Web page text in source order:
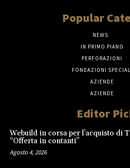
Popular
NEWS
IN PRIMO PIANO
PERFORAZIONI
FONDAZIONI
AZIENDE
AZIENDE
Editor
Webuild in corsa per l’acquisto di
“Offerta in contanti”
Agosto 4, 2026